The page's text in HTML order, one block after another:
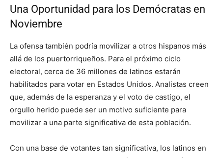
Una Oportunidad para los Demócratas en
Noviembre
La ofensa también podría movilizar a otros hispanos más
allá de los puertorriqueños. Para el próximo ciclo
electoral, cerca de 36 millones de latinos estarán
habilitados para votar en Estados Unidos. Analistas creen
que, además de la esperanza y el voto de castigo, el
orgullo herido puede ser un motivo suficiente para
movilizar a una parte significativa de esta población.
Con una base de votantes tan significativa, los latinos en